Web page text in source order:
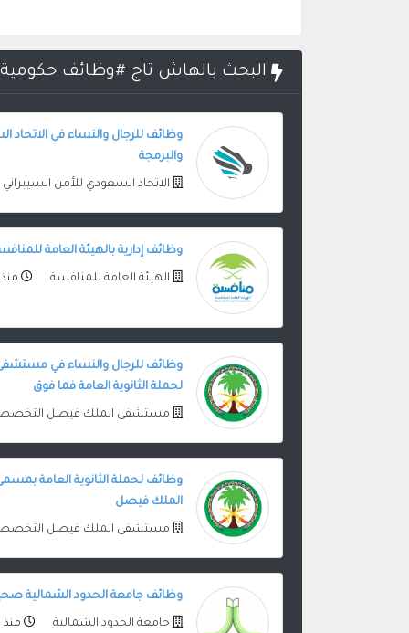
البحث بالهاش تاج #وظائف حكومية
وظائف للرجال والنساء في الاتحاد
والبرمجة
الاتحاد السعودي للأمن السيبراني
وظائف إدارية بالهيئة العامة
الهيئة العامة للمنافسة منذ 6
وظائف للرجال والنساء في
لحملة الثانوية العامة فما فوق
مستشفى الملك فيصل
وظائف لحملة الثانوية العامة
الملك فيصل
مستشفى الملك فيصل
وظائف جامعة الحدود الشمالية
جامعة الحدود الشمالية منذ 6 سنوات